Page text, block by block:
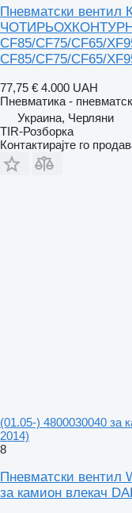
Пневматски
CF85/CF75/CF65/
CF85/CF75/CF65/
77,75 € 4.000 UAH
Пневматика -
Украина, Черляни
TIR-Розборка
Контактирајте го
(01.05-) 4800030040 за
2014)
8
Пневматски вентил
за камион влекач